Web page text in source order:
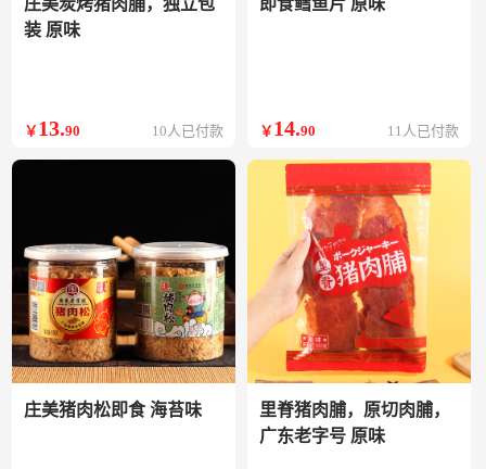
庄美炭烤猪肉脯，独立包
装 原味
￥ 13.90 10人已付款
即食鳕鱼片 原味
￥ 14.90 11人已付款
庄美猪肉松即食 海苔味
里脊猪肉脯，原切肉脯，
广东老字号 原味